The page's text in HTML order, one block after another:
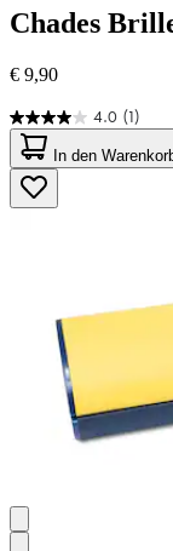
Chades
€ 9,90
4.0 (1)
4.0
von
5
Sternen.
1
In den